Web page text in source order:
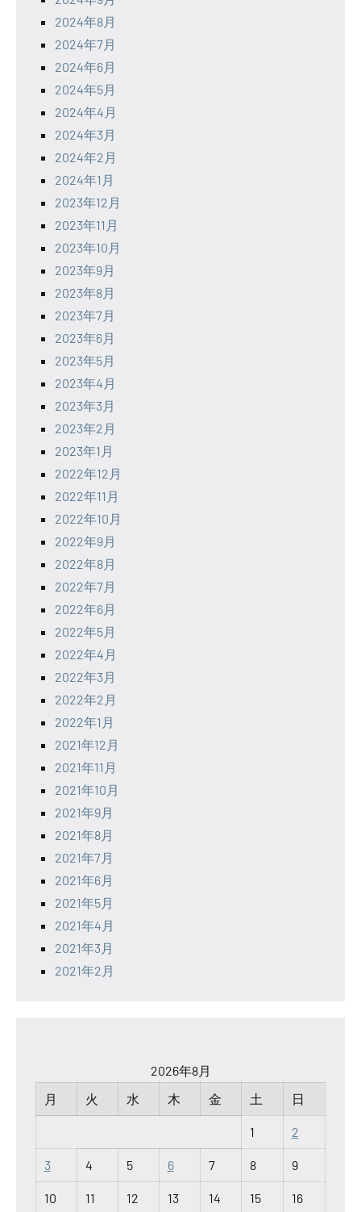
2024年8月
2024年7月
2024年6月
2024年5月
2024年4月
2024年3月
2024年2月
2024年1月
2023年12月
2023年11月
2023年10月
2023年9月
2023年8月
2023年7月
2023年6月
2023年5月
2023年4月
2023年3月
2023年2月
2023年1月
2022年12月
2022年11月
2022年10月
2022年9月
2022年8月
2022年7月
2022年6月
2022年5月
2022年4月
2022年3月
2022年2月
2022年1月
2021年12月
2021年11月
2021年10月
2021年9月
2021年8月
2021年7月
2021年6月
2021年5月
2021年4月
2021年3月
2021年2月
2026年8月
月
火 水 木 金 土 日
1 2
3 4 5 6 7 8 9
10 11 12 13 14 15 16